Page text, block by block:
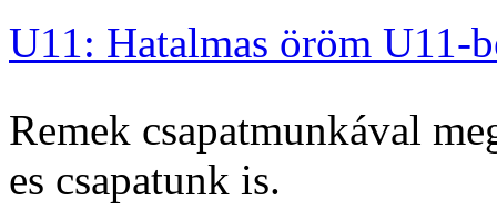
U11: Hatalmas öröm U11-
Remek csapatmunkával
es csapatunk is.